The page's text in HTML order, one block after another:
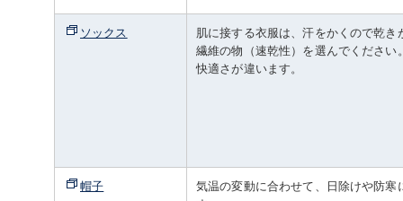
ソックス
肌に接する衣服は、汗をかくので乾き
繊維の物（速乾性）を選んでください
快適さが違います。
帽子
気温の変動に合わせて、日除けや防寒